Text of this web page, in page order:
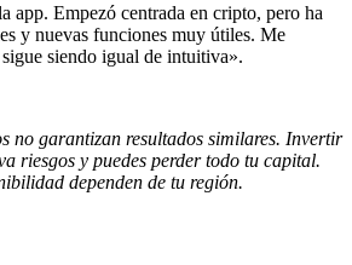
app. Empezó centrada en cripto, pero ha
y nuevas funciones muy útiles. Me
siendo igual de intuitiva».
no garantizan resultados similares. Invertir
riesgos y puedes perder todo tu capital.
dependen de tu región.